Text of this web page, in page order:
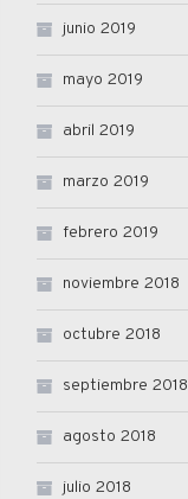
junio 2019
mayo 2019
abril 2019
marzo 2019
febrero 2019
noviembre 2018
octubre 2018
septiembre 2018
agosto 2018
julio 2018